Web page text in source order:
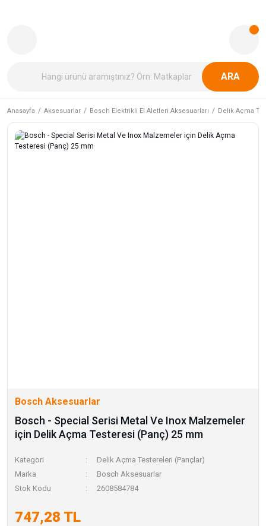
ARA
Anasayfa Aksesuarlar Bosch Elektrikli El Aletleri Aksesuarları Delik Açma
Bosch Aksesuarlar
Bosch - Special Serisi Metal Ve Inox Malzemeler
için Delik Açma Testeresi (Panç) 25 mm
Kategori
Delik Açma Testereleri (Pançlar)
Marka
Bosch Aksesuarlar
Stok Kodu
2608584784
747,28 TL